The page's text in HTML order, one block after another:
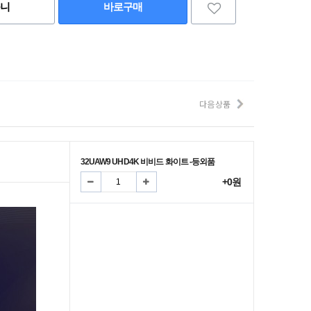
바로구매
다음 상품
32UAW9 UHD4K 비비드 화이트 -등외품
+0원